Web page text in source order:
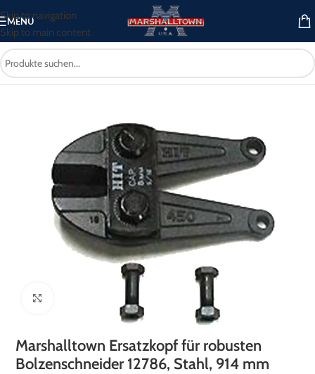
Skip to navigation
Skip to main content
MENU
Start/ Betonwerkzeug
Marshalltown Ersatzkopf für robusten
Bolzenschneider 12786, Stahl, 914 mm